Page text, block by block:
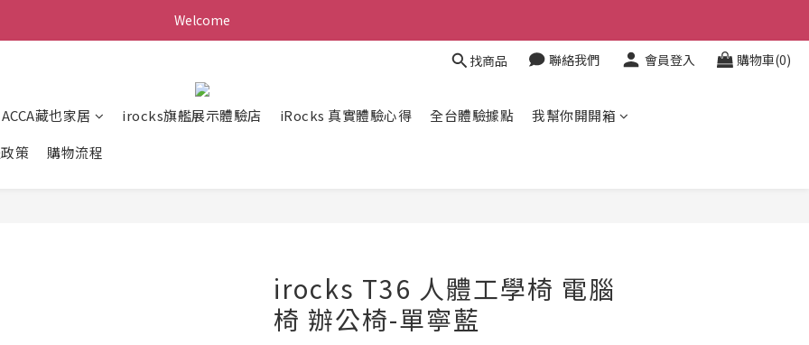
Welcome
找商品 聯絡我們 會員登入 購物車(0)
藏也家居 irocks旗艦展示體驗店 iRocks 真實體驗心得 全台體驗據點
我幫你開開箱
策
購物流程
irocks T36 人體工學椅 電腦
椅 辦公椅-單寧藍